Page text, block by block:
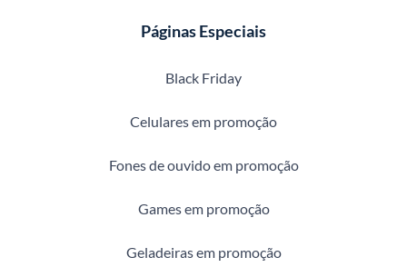
Páginas Especiais
Black Friday
Celulares em promoção
Fones de ouvido em promoção
Games em promoção
Geladeiras em promoção